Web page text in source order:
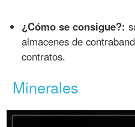
¿Cómo se consigue?:
almacenes de
contratos.
Minerales